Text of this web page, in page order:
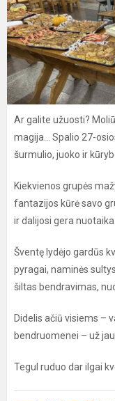
Ar galite užuosti?
magija… Spalio 27-
šurmulio, juoko ir
Kiekvienos grupės
fantazijos kūrė savo
ir dalijosi gera nuotaika.
Šventę lydėjo gardūs
pyragai, naminės
šiltas bendravimas,
Didelis ačiū visiems –
bendruomenei – už
Tegul ruduo dar ilgai